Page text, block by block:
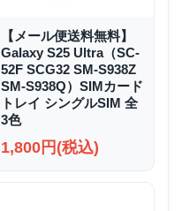
【メール便送料無料】
Galaxy S25 Ultra（SC-
52F SCG32 SM-S938Z
SM-S938Q）SIMカード
トレイ シングルSIM 全
3色
1,800円(税込)